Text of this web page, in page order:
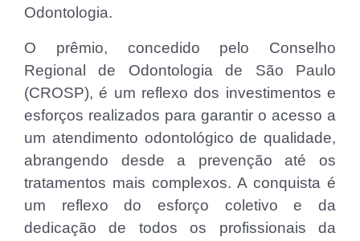
Odontologia.
O prêmio, concedido pelo Conselho
Regional de Odontologia de São Paulo
(CROSP), é um reflexo dos investimentos e
esforços realizados para garantir o acesso a
um atendimento odontológico de qualidade,
abrangendo desde a prevenção até os
tratamentos mais complexos. A conquista é
um reflexo do esforço coletivo e da
dedicação de todos os profissionais da